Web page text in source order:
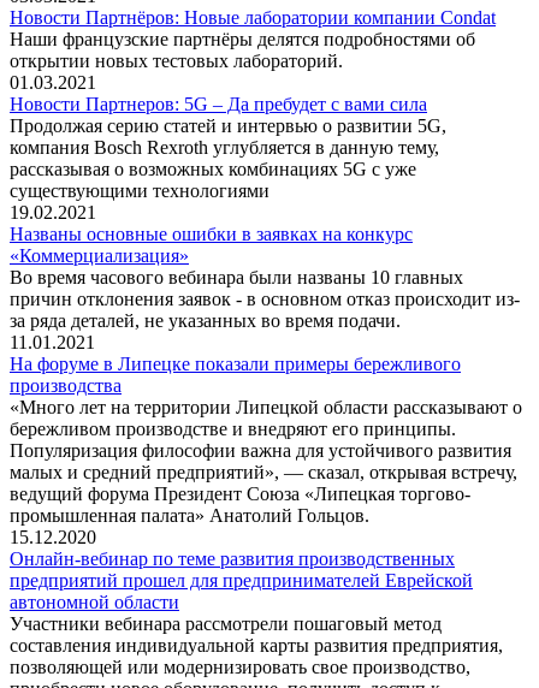
Новости Партнёров: Новые лаборатории компании Condat
Наши французские партнёры делятся подробностями об
открытии новых тестовых лабораторий.
01.03.2021
Новости Партнеров: 5G – Да пребудет с вами сила
Продолжая серию статей и интервью о развитии 5G,
компания Bosch Rexroth углубляется в данную тему,
рассказывая о возможных комбинациях 5G c уже
существующими технологиями
19.02.2021
Названы основные ошибки в заявках на конкурс
«Коммерциализация»
Во время часового вебинара были названы 10 главных
причин отклонения заявок - в основном отказ происходит из-
за ряда деталей, не указанных во время подачи.
11.01.2021
На форуме в Липецке показали примеры бережливого
производства
«Много лет на территории Липецкой области рассказывают о
бережливом производстве и внедряют его принципы.
Популяризация философии важна для устойчивого развития
малых и средний предприятий», — сказал, открывая встречу,
ведущий форума Президент Союза «Липецкая торгово-
промышленная палата» Анатолий Гольцов.
15.12.2020
Онлайн-вебинар по теме развития производственных
предприятий прошел для предпринимателей Еврейской
автономной области
Участники вебинара рассмотрели пошаговый метод
составления индивидуальной карты развития предприятия,
позволяющей или модернизировать свое производство,